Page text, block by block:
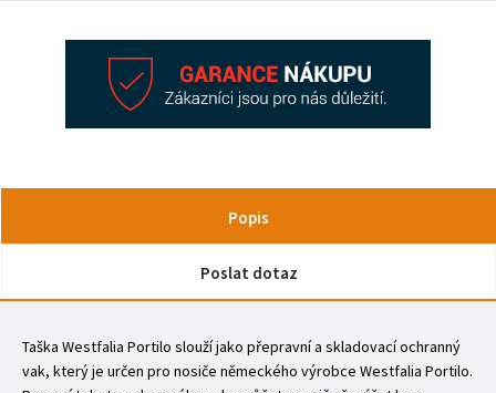
Popis
Poslat dotaz
Taška Westfalia Portilo slouží jako přepravní a skladovací ochranný
vak, který je určen pro nosiče německého výrobce Westfalia Portilo.